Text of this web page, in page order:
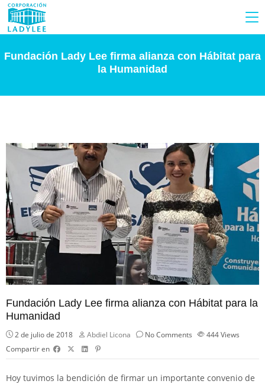
Fundación Lady Lee firma alianza con Hábitat para
la Humanidad
Fundación Lady Lee firma alianza con Hábitat para la
Humanidad
2 de julio de 2018 Abdiel Licona No Comments 444Views
Compartir en
Hoy tuvimos la bendición de firmar un importante convenio de